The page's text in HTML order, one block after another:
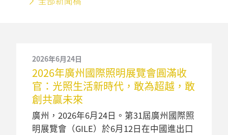
2026年6月24日
2026年廣州國際照明展覽會圓滿收
官：光照生活新時代，敢為超越，敢
創共贏未來
廣州，2026年6月24日。第31屆廣州國際照
明展覽會（GILE）於6月12日在中國進出口